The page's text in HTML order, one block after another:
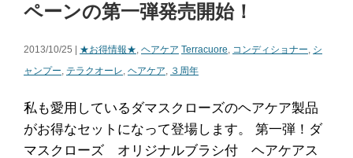
ペーンの第一弾発売開始！
2013/10/25 | ★お得情報★, ヘアケア Terracuore, コンディショナー, シ
ャンプー, テラクオーレ, ヘアケア, ３周年
私も愛用しているダマスクローズのヘアケア製品
がお得なセットになって登場します。 第一弾！ダ
マスクローズ オリジナルブラシ付 ヘアケアス